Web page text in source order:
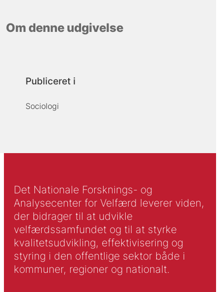
Om denne udgivelse
Publiceret i
Sociologi
Det Nationale Forsknings- og
Analysecenter for Velfærd leverer viden,
der bidrager til at udvikle
velfærdssamfundet og til at styrke
kvalitetsudvikling, effektivisering og
styring i den offentlige sektor både i
kommuner, regioner og nationalt.